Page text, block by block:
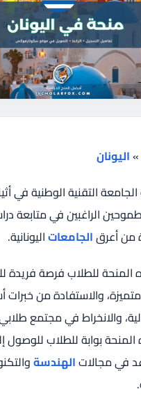
»اليونان
التقنية الوطنية في
الراغبين في متابعة
من أعرقالجامعاتاليونانية.
للطلاب فرصة فريدة
والاستفادة من
والانخراط في مجتمع
المنحة بوابة للطلاب
في مجالاتالهندسة